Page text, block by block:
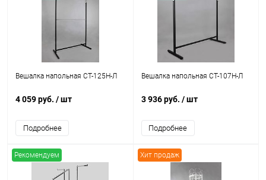
Вешалка напольная СТ-125Н-Л
4 059 руб. / шт
Подробнее
Вешалка напольная СТ-107Н-Л
3 936 руб. / шт
Подробнее
Рекомендуем Хит продаж